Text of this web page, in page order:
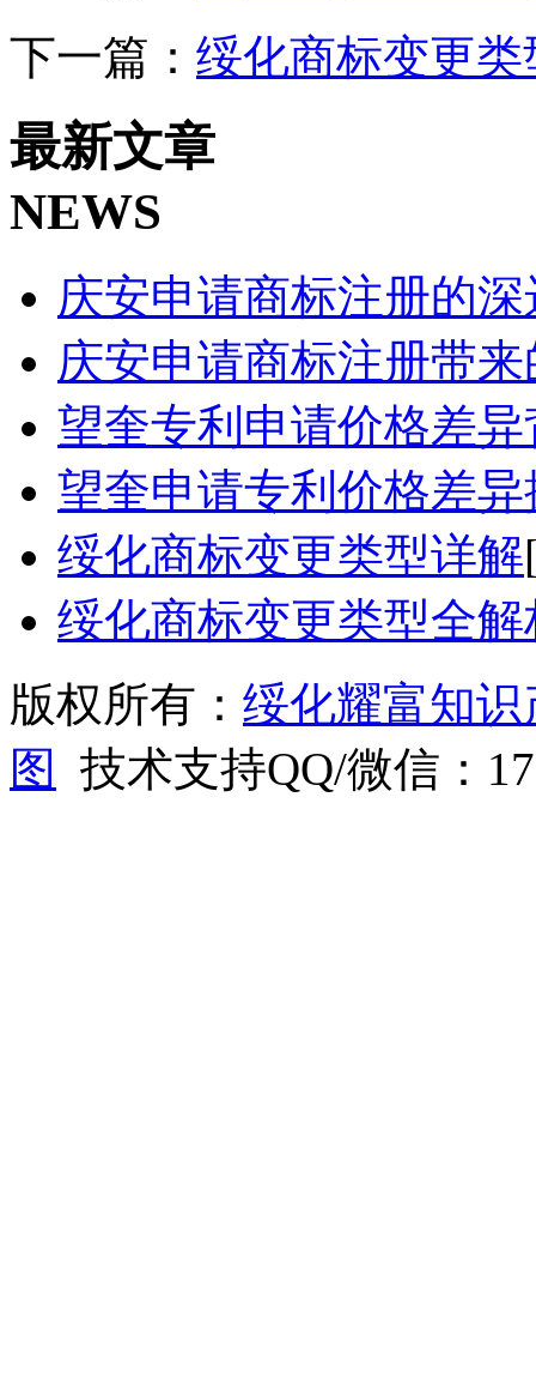
下一篇： 绥化商标变更类
最新文章
NEWS
庆安申请商标注册的
庆安申请商标注册带
望奎专利申请价格差
望奎申请专利价格差异
绥化商标变更类型详解
绥化商标变更类型全解
版权所有： 绥化耀富知
图
技术支持QQ/微信：